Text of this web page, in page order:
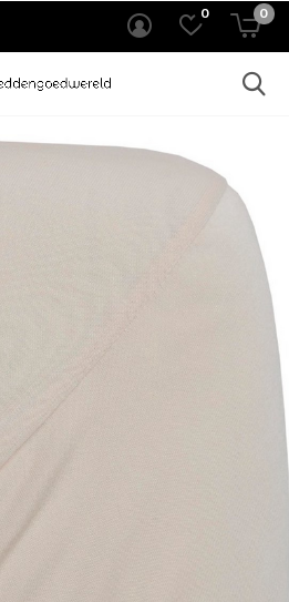
0 0